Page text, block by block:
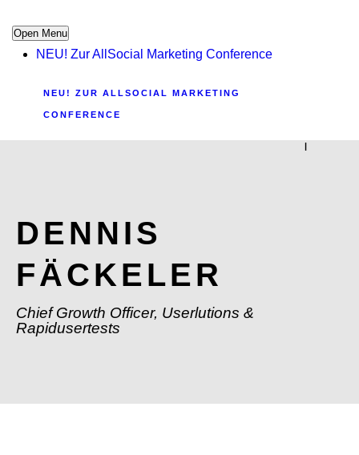
Open Menu
NEU! Zur AllSocial Marketing Conference
NEU! ZUR ALLSOCIAL MARKETING
CONFERENCE
|
DENNIS
FÄCKELER
Chief Growth Officer, Userlutions &
Rapidusertests